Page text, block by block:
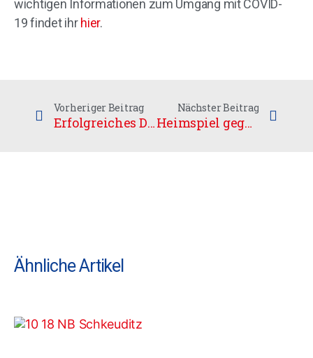
wichtigen Informationen zum Umgang mit COVID-
19 findet ihr hier.
Vorheriger Beitrag
Erfolgreiches Doppelspielwochende mit Schwächephasen
Nächster Beitrag
Heimspiel gegen Kaufering
Ähnliche Artikel